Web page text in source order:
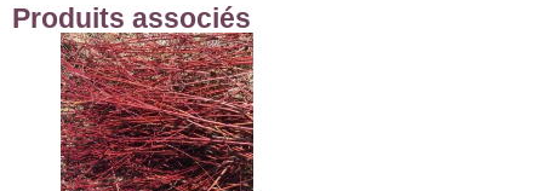
Produits associés